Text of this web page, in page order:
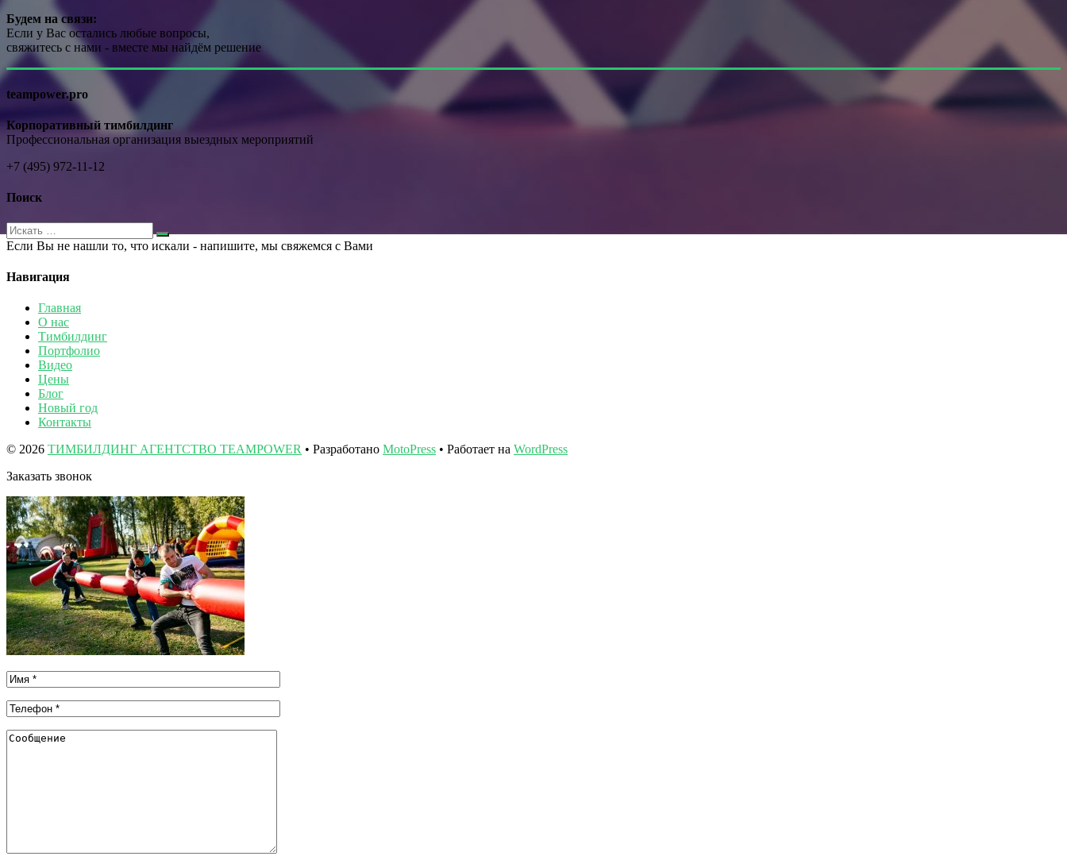
Будем на связи:
Если у Вас остались любые вопросы,
свяжитесь с нами - вместе мы найдём решение
teampower.pro
Корпоративный тимбилдинг
Профессиональная организация выездных мероприятий
+7 (495) 972-11-12
Поиск
Если Вы не нашли то, что искали - напишите, мы свяжемся с Вами
Навигация
Главная
О нас
Тимбилдинг
Портфолио
Видео
Цены
Блог
Новый год
Контакты
© 2026 ТИМБИЛДИНГ АГЕНТСТВО TEAMPOWER • Разработано MotoPress • Работает на WordPress
Заказать звонок